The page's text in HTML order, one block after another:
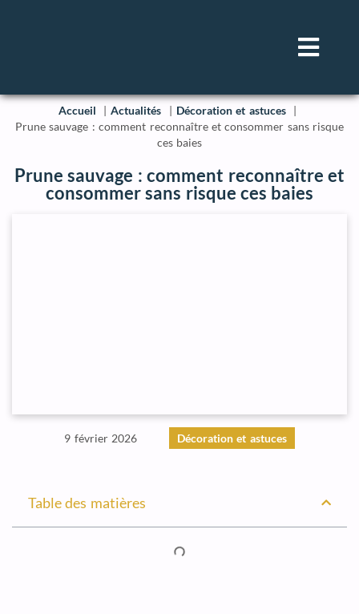
Accueil Actualités
Décoration et astuces
Prune sauvage : comment reconnaître et consommer sans risque
ces baies
Prune sauvage : comment reconnaître et
consommer sans risque ces baies
9 février 2026 Décoration et astuces
Table des matières